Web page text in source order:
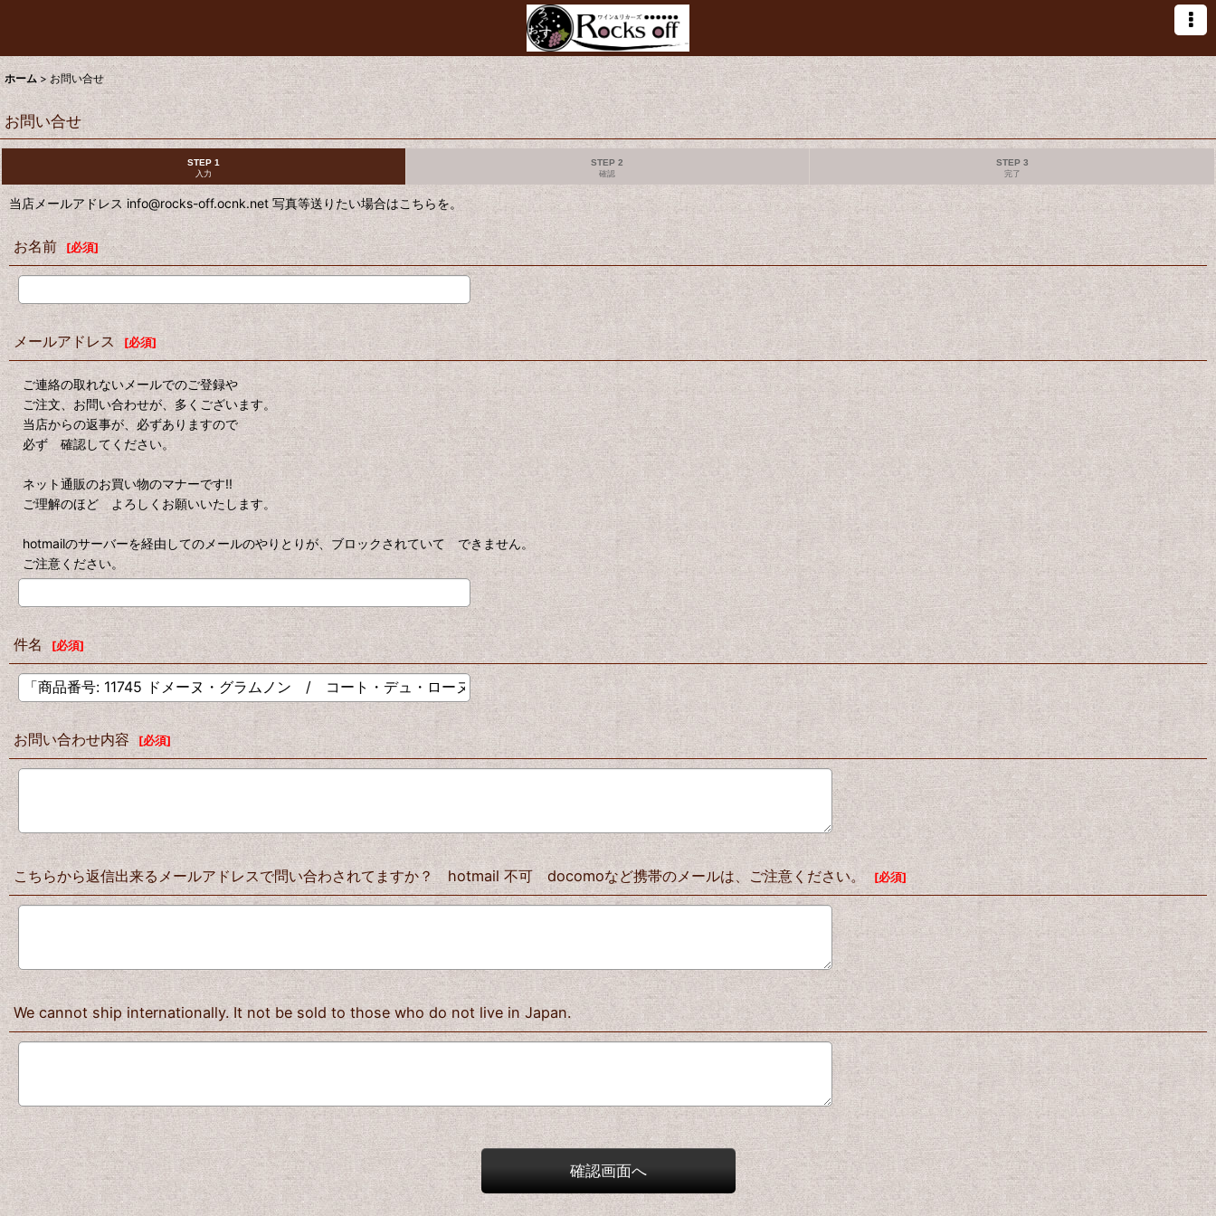
ホーム > お問い合せ
お問い合せ
STEP 1
入力
STEP 2
確認
STEP 3
完了
当店メールアドレス info@rocks-off.ocnk.net 写真等送りたい場合はこちらを。
お名前 [必須]
メールアドレス [必須]
ご連絡の取れないメールでのご登録や
ご注文、お問い合わせが、多くございます。
当店からの返事が、必ずありますので
必ず 確認してください。
ネット通販のお買い物のマナーです!!
ご理解のほど よろしくお願いいたします。
hotmailのサーバーを経由してのメールのやりとりが、ブロックされていて できません。
ご注意ください。
件名 [必須]
お問い合わせ内容 [必須]
こちらから返信出来るメールアドレスで問い合わされてますか？ hotmail 不可 docomoなど携帯のメールは、ご注意ください。 [必須]
We cannot ship internationally. It not be sold to those who do not live in Japan.
確認画面へ